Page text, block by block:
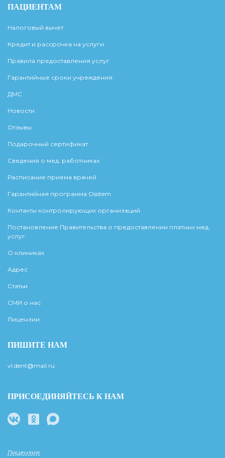
ПАЦИЕНТАМ
Налоговый вычет
Кредит и рассрочка на услуги
Правила предоставления услуг
Гарантийные сроки учреждения
ДМС
Новости
Отзывы
Подарочный сертификат
Сведения о мед. работниках
Расписание приема врачей
Гарантийная программа Osstem
Контакты контролирующих организаций
Постановление Правительства о предоставлении платных мед.
услуг
О клиниках
Адрес
Статьи
СМИ о нас
Лицензии
ПИШИТЕ НАМ
vl.dent@mail.ru
ПРИСОЕДИНЯЙТЕСЬ К НАМ
Лицензия